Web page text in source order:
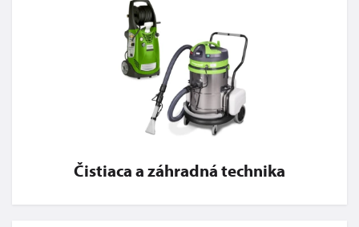
Čistiaca a záhradná technika